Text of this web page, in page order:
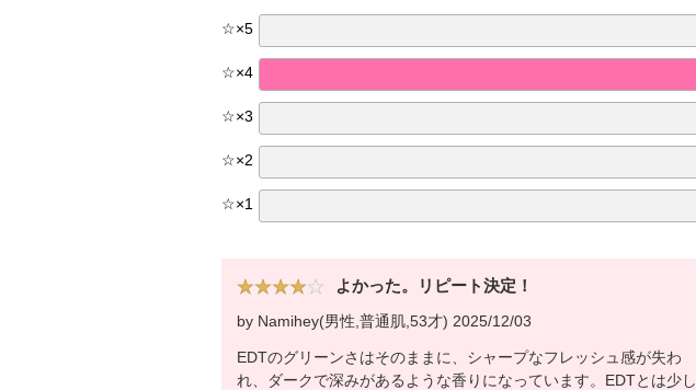
☆×5
☆×4
☆×3
☆×2
☆×1
よかった。リピート決定！
by Namihey(男性,普通肌,53才) 2025/12/03
EDTのグリーンさはそのままに、シャープなフレッシュ感が失わ
れ、ダークで深みがあるような香りになっています。EDTとは少し